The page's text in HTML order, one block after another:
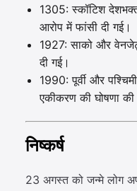
1305: स्कॉटिश
आरोप में फांसी दी गई।
1927: साको और
दी गई।
1990: पूर्वी और
एकीकरण की घोषणा
निष्कर्ष
23 अगस्त को जन्मे लोग